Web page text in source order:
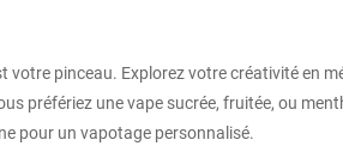
votre pinceau. Explorez votre créativité en
préfériez une vape sucrée, fruitée, ou
pour un vapotage personnalisé.